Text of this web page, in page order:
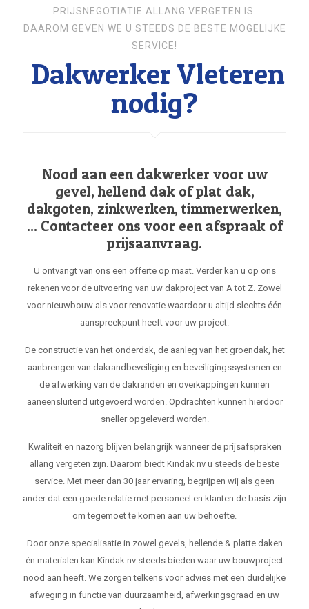
PRIJSNEGOTIATIE ALLANG VERGETEN IS.
DAAROM GEVEN WE U STEEDS DE BESTE MOGELIJKE
SERVICE!
Dakwerker Vleteren
nodig?
Nood aan een dakwerker voor uw
gevel, hellend dak of plat dak,
dakgoten, zinkwerken, timmerwerken,
... Contacteer ons voor een afspraak of
prijsaanvraag.
U ontvangt van ons een offerte op maat. Verder kan u op ons
rekenen voor de uitvoering van uw dakproject van A tot Z. Zowel
voor nieuwbouw als voor renovatie waardoor u altijd slechts één
aanspreekpunt heeft voor uw project.
De constructie van het onderdak, de aanleg van het groendak, het
aanbrengen van dakrandbeveiliging en beveiligingssystemen en
de afwerking van de dakranden en overkappingen kunnen
aaneensluitend uitgevoerd worden. Opdrachten kunnen hierdoor
sneller opgeleverd worden.
Kwaliteit en nazorg blijven belangrijk wanneer de prijsafspraken
allang vergeten zijn. Daarom biedt Kindak nv u steeds de beste
service. Met meer dan 30 jaar ervaring, begrijpen wij als geen
ander dat een goede relatie met personeel en klanten de basis zijn
om tegemoet te komen aan uw behoefte.
Door onze specialisatie in zowel gevels, hellende & platte daken
én materialen kan Kindak nv steeds bieden waar uw bouwproject
nood aan heeft. We zorgen telkens voor advies met een duidelijke
afweging in functie van duurzaamheid, afwerkingsgraad en uw